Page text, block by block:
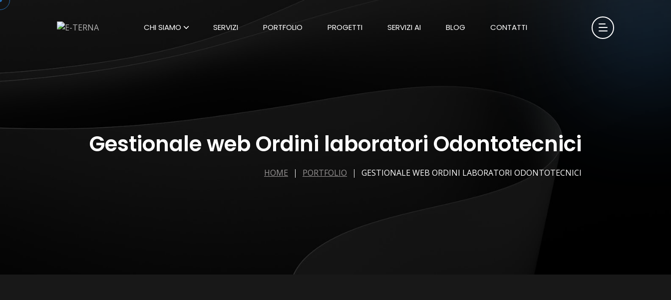
CHI SIAMO SERVIZI PORTFOLIO PROGETTI SERVIZI AI BLOG CONTATTI
Gestionale web Ordini laboratori Odontotecnici
HOME PORTFOLIO GESTIONALE WEB ORDINI LABORATORI ODONTOTECNICI